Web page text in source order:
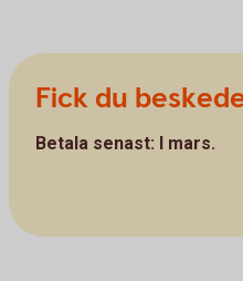
Fick du
Betala senast: I mars.